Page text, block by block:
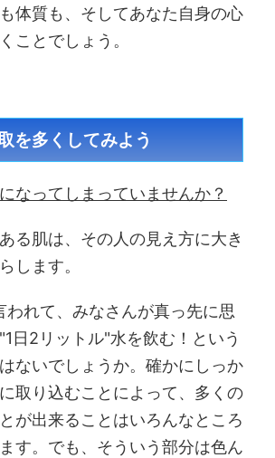
体質も、そしてあなた自身の心
ことでしょう。
を多くしてみよう
なってしまっていませんか？
る肌は、その人の見え方に大き
します。
われて、みなさんが真っ先に思
日2リットル"水を飲む！という
ないでしょうか。確かにしっか
取り込むことによって、多くの
が出来ることはいろんなところ
す。でも、そういう部分は色ん